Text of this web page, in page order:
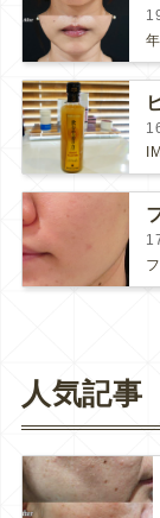
人気記事